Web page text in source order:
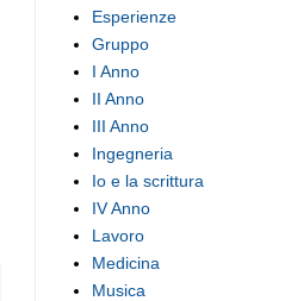
Esperienze
Gruppo
I Anno
II Anno
III Anno
Ingegneria
Io e la scrittura
IV Anno
Lavoro
Medicina
Musica